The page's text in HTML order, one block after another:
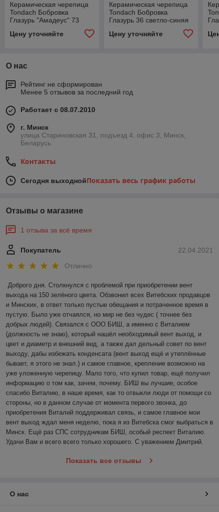
Керамическая черепица
Tondach Бобровка
Глазурь "Амадеус" 73
Цену уточняйте
Керамическая черепица
Tondach Бобровка
Глазурь 36 светло-синяя
Цену уточняйте
О нас
Рейтинг не сформирован
Менее 5 отзывов за последний год
Работает с 08.07.2010
г. Минск
улица Стариновская 31, подъезд 4, офис 3, Минск,
Беларусь
Контакты
Сегодня выходнойПоказать весь график работы
Отзывы о магазине
1 отзыва за всё время
22.04.2021
Покупатель
Отлично
Доброго дня. Столкнулся с проблемой при приобретении вент
выхода на 150 зелёного цвета. Обзвонил всех Витебских продавцов
и Минских, в ответ только пустые обещания и потраченное время в
пустую. Было уже отчаялся, но мир не без чудес ( точнее без
добрых людей). Связался с ООО БИШ, а именно с Виталием
(должность не знаю), который нашёл необходимый вент выход, и
цвет и диаметр и внешний вид, а также дал дельный совет по вент
выходу, дабы избежать конденсата (вент выход ещё и утеплённые
бывает, я этого не знал.) и самое главное, крепление возможно на
уже уложенную черепицу. Мало того, что купил товар, ещё получил
информацию о том как, зачем, почему. БИШ вы лучшие, особое
спасибо Виталию, в наше время, как то отвыкли люди от помощи со
стороны, но в данном случае от момента первого звонка, до
приобретения Виталий поддерживал связь, и самое главное мои
вент выход ждал меня неделю, пока я из Витебска смог выбраться в
Минск. Ещё раз СПС сотрудникам БИШ, особый респект Виталию.
Удачи Вам и всего всего только хорошего. С уважением Дмитрий.
Показать все отзывы
О нас